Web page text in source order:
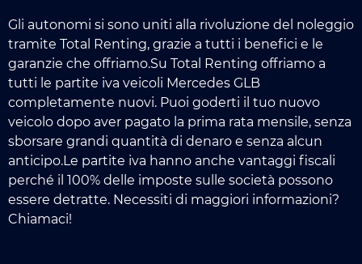
Gli autonomi si sono uniti alla rivoluzione del noleggio
tramite Total Renting, grazie a tutti i benefici e le
garanzie che offriamo.Su Total Renting offriamo a
tutti le partite iva veicoli Mercedes GLB
completamente nuovi. Puoi goderti il tuo nuovo
veicolo dopo aver pagato la prima rata mensile, senza
sborsare grandi quantità di denaro e senza alcun
anticipo.Le partite iva hanno anche vantaggi fiscali
perché il 100% delle imposte sulle società possono
essere detratte. Necessiti di maggiori informazioni?
Chiamaci!